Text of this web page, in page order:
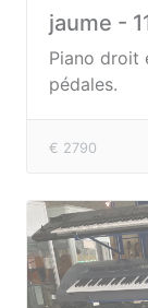
jaume -
Piano droit
pédales.
€ 2790